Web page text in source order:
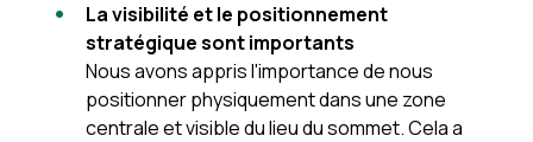
La visibilité et le positionnement
stratégique sont importants
Nous avons appris l'importance de nous
positionner physiquement dans une zone
centrale et visible du lieu du sommet. Cela a